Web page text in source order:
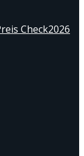
Check2026